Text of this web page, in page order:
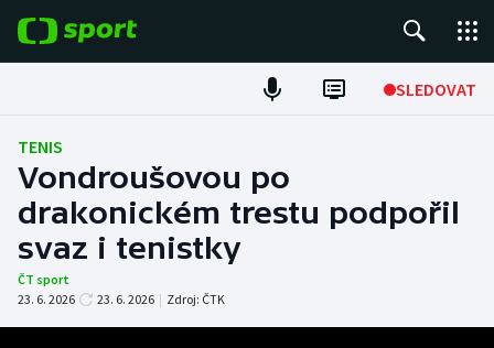
SLEDOVAT
Fotbal
Hokej
Tenis
Atletika
TENIS
Vondroušovou po
drakonickém trestu podpořil
svaz i tenistky
ČT sport
23. 6. 2026
23. 6. 2026 | Zdroj: ČTK